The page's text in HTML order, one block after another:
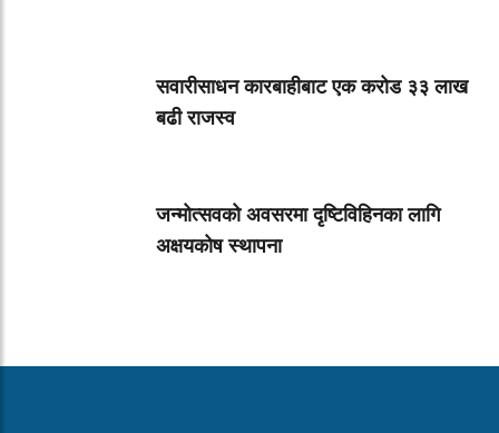
सवारीसाधन कारबाहीबाट एक करोड ३३ लाख
बढी राजस्व
जन्मोत्सवको अवसरमा दृष्टिविहिनका लागि
अक्षयकोष स्थापना